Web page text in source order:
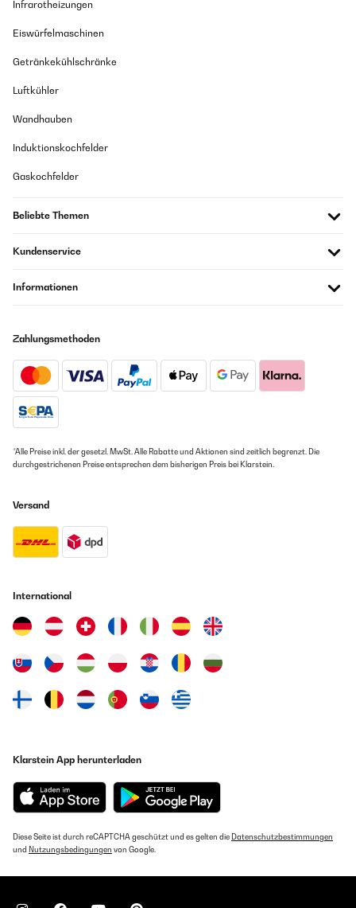
Infrarotheizungen
Eiswürfelmaschinen
Getränkekühlschränke
Luftkühler
Wandhauben
Induktionskochfelder
Gaskochfelder
Beliebte Themen
Kundenservice
Informationen
Zahlungsmethoden
*Alle Preise inkl. der gesetzl. MwSt. Alle Rabatte und Aktionen sind zeitlich begrenzt. Die
durchgestrichenen Preise entsprechen dem bisherigen Preis bei Klarstein.
Versand
International
Klarstein App herunterladen
Diese Seite ist durch reCAPTCHA geschützt und es gelten die Datenschutzbestimmungen
und Nutzungsbedingungen von Google.